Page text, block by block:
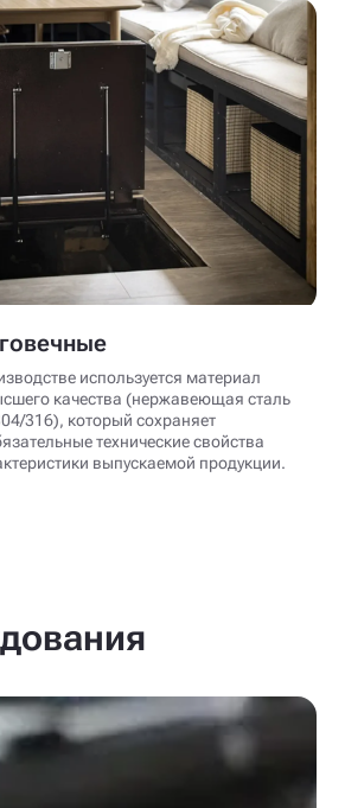
используется материал
качества (нержавеющая сталь
316), который сохраняет
технические свойства
выпускаемой продукции.